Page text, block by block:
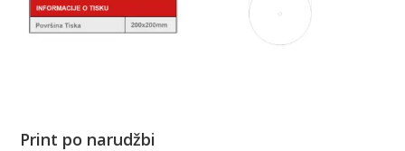
Print po narudžbi